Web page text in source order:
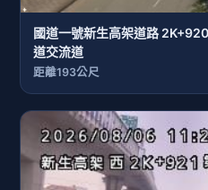
國道一號新生高架道路
道交流道
距離193公尺